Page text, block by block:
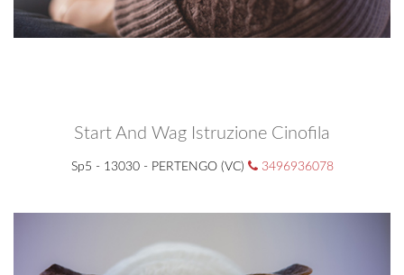
Start And Wag Istruzione Cinofila
Sp5 - 13030 - PERTENGO (VC) 3496936078